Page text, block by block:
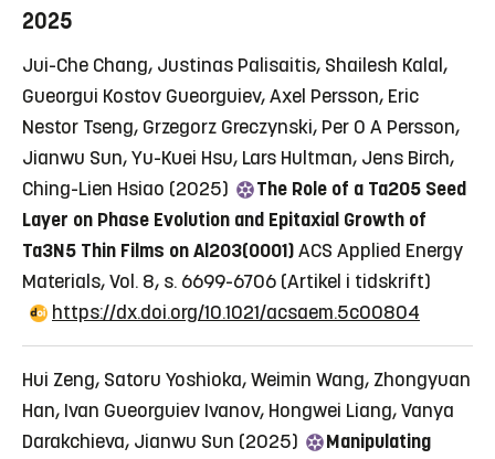
2025
Jui-Che Chang, Justinas Palisaitis, Shailesh Kalal,
Gueorgui Kostov Gueorguiev, Axel Persson, Eric
Nestor Tseng, Grzegorz Greczynski, Per O A Persson,
Jianwu Sun, Yu-Kuei Hsu, Lars Hultman, Jens Birch,
Ching-Lien Hsiao (2025)
The Role of a Ta2O5 Seed
Layer on Phase Evolution and Epitaxial Growth of
Ta3N5 Thin Films on Al2O3(0001)ACS Applied Energy
Materials, Vol. 8, s. 6699-6706 (Artikel i tidskrift)
https://dx.doi.org/10.1021/acsaem.5c00804
Hui Zeng, Satoru Yoshioka, Weimin Wang, Zhongyuan
Han, Ivan Gueorguiev Ivanov, Hongwei Liang, Vanya
Darakchieva, Jianwu Sun (2025)
Manipulating